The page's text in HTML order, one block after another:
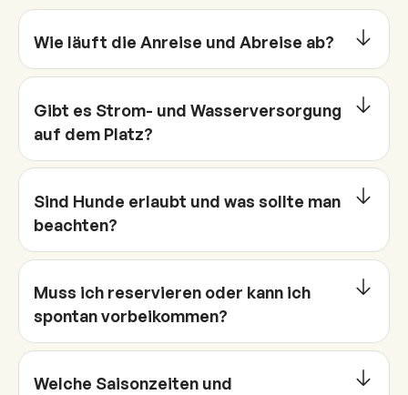
Wie läuft die Anreise und Abreise ab?
Gibt es Strom- und Wasserversorgung
auf dem Platz?
Sind Hunde erlaubt und was sollte man
beachten?
Muss ich reservieren oder kann ich
spontan vorbeikommen?
Welche Saisonzeiten und